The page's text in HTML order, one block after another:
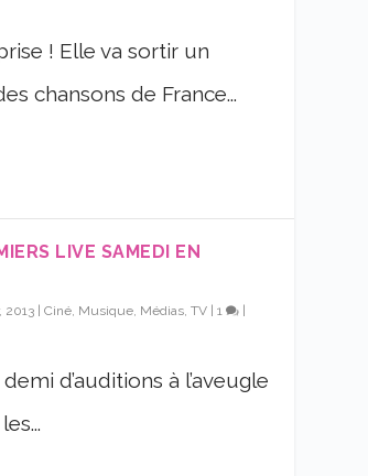
! Elle va sortir un
chansons de France...
LIVE SAMEDI EN
2013 |Ciné, Musique, Médias, TV |1 |
d’auditions à l’aveugle